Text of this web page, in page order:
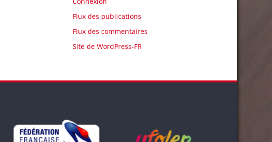
Flux des publications
Flux des commentaires
Site de WordPress-FR